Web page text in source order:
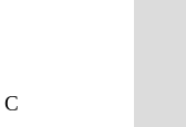
С